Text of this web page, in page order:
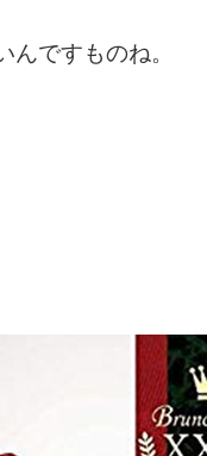
ですものね。